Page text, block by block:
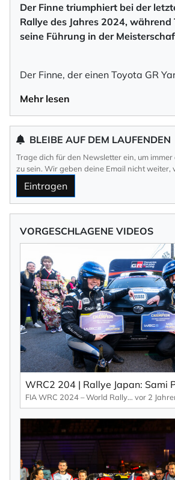
Der Finne triumphiert bei der
Rallye des Jahres 2024,
seine Führung in der
Der Finne, der einen Toyota GR
Mehr lesen
BLEIBE AUF DEM LAUFENDEN
Trage dich für den Newsletter ein, um
zu sein. Wir geben deine Email nicht weiter,
Eintragen
VORGESCHLAGENE VIDEOS
FIA WRC 2024 – World Rallye Championship vor 2